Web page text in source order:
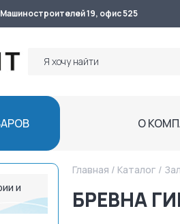
19, офис 525
О
и
Главная / Каталог /
БРЕВНА